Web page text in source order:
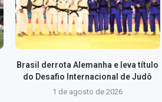
Brasil derrota Alemanha e leva título
do Desafio Internacional de Judô
1 de agosto de 2026